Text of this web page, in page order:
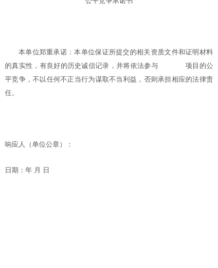
本单位郑重承诺：本单位保证所提交的相关资质文件和证明材料
的真实性，有良好的历史诚信记录，并将依法参与
项目的公
平竞争，不以任何不正当行为谋取不当利益，否则承担相应的法律责
任。
响应人（单位公章）：
日期：年 月 日